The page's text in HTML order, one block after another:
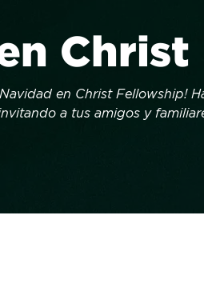
Navidad en Christ Fellowship!
a tus amigos y